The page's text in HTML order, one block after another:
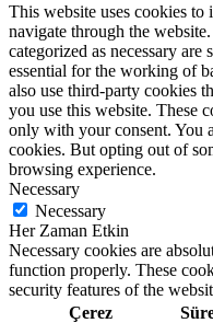
This website uses cookies
navigate through the
categorized as necessary
essential for the working of
also use third-party cookies
you use this website. These
only with your consent. You
cookies. But opting out of
browsing experience.
Necessary
Necessary
Her Zaman Etkin
Necessary cookies are
function properly. These
security features of the
Çerez